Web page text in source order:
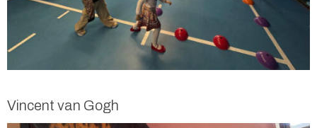
Vincent van Gogh